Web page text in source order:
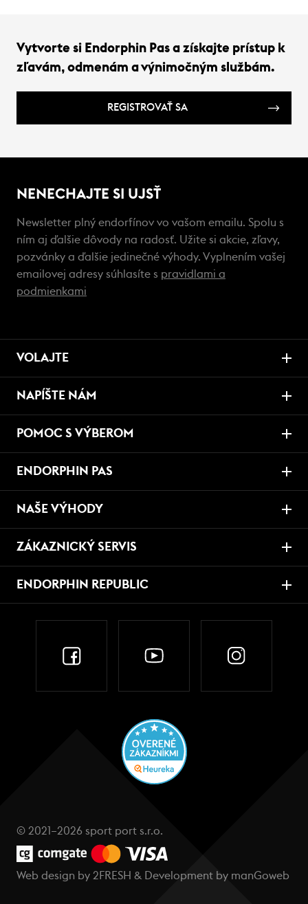
Vytvorte si Endorphin Pas a získajte prístup k
zľavám, odmenám a výnimočným službám.
REGISTROVAŤ SA
NENECHAJTE SI UJSŤ
Newsletter plný endorfínov vo vašom emailu. Spolu s
ním aj ďalšie dôvody na radosť. Užite si akcie, zľavy,
pozvánky a ďalšie jedinečné výhody. Vyplnením vašej
emailovej adresy súhlasíte s pravidlami a
podmienkami
VOLAJTE
NAPÍŠTE NÁM
POMOC S VÝBEROM
ENDORPHIN PAS
NAŠE VÝHODY
ZÁKAZNICKÝ SERVIS
ENDORPHIN REPUBLIC
© 2021–2026 sport port s.r.o.
Web design by 2FRESH & Development by manGoweb